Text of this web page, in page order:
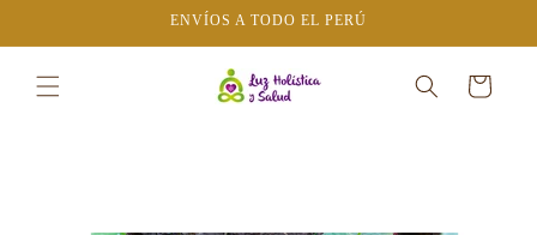
al contenido
ENVÍOS A TODO EL PERÚ
Carrito